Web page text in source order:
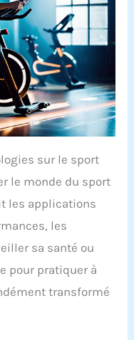
sur le sport
le monde du sport
les applications
les
sa santé ou
pour pratiquer à
transformé